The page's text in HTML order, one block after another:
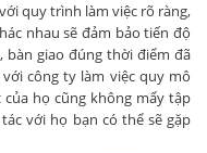
quy trình làm việc rõ ràng,
nhau sẽ đảm bảo tiến độ
bàn giao đúng thời điểm đã
công ty làm việc quy mô
họ cũng không mấy tập
với họ bạn có thể sẽ gặp